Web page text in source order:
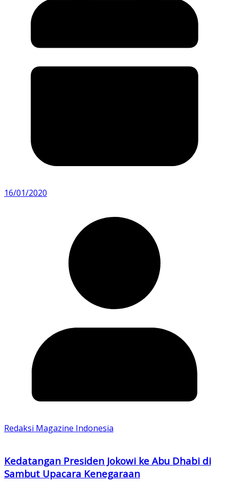
16/01/2020
Redaksi Magazine Indonesia
Kedatangan Presiden Jokowi ke Abu Dhabi di
Sambut Upacara Kenegaraan